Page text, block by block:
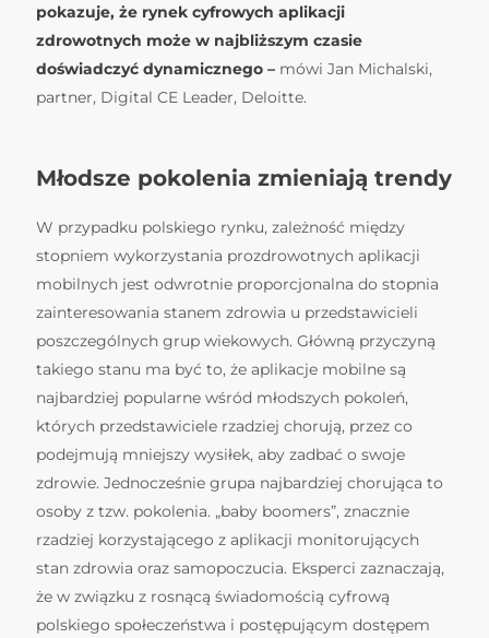
pokazuje, że rynek cyfrowych aplikacji
zdrowotnych może w najbliższym czasie
doświadczyć dynamicznego – mówi Jan Michalski,
partner, Digital CE Leader, Deloitte.
Młodsze pokolenia zmieniają trendy
W przypadku polskiego rynku, zależność między
stopniem wykorzystania prozdrowotnych aplikacji
mobilnych jest odwrotnie proporcjonalna do stopnia
zainteresowania stanem zdrowia u przedstawicieli
poszczególnych grup wiekowych. Główną przyczyną
takiego stanu ma być to, że aplikacje mobilne są
najbardziej popularne wśród młodszych pokoleń,
których przedstawiciele rzadziej chorują, przez co
podejmują mniejszy wysiłek, aby zadbać o swoje
zdrowie. Jednocześnie grupa najbardziej chorująca to
osoby z tzw. pokolenia. „baby boomers”, znacznie
rzadziej korzystającego z aplikacji monitorujących
stan zdrowia oraz samopoczucia. Eksperci zaznaczają,
że w związku z rosnącą świadomością cyfrową
polskiego społeczeństwa i postępującym dostępem